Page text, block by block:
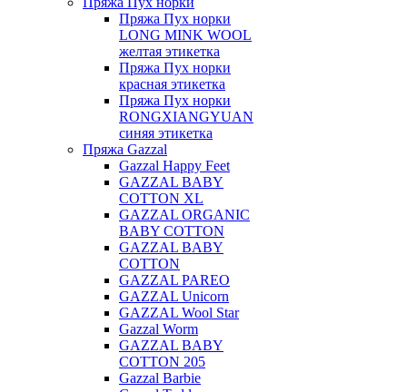
Пряжа Пух норки
LONG MINK WOOL
желтая этикетка
Пряжа Пух норки
красная этикетка
Пряжа Пух норки
RONGXIANGYUAN
синяя этикетка
Пряжа Gazzal
Gazzal Happy Feet
GAZZAL BABY
COTTON XL
GAZZAL ORGANIC
BABY COTTON
GAZZAL BABY
COTTON
GAZZAL PAREO
GAZZAL Unicorn
GAZZAL Wool Star
Gazzal Worm
GAZZAL BABY
COTTON 205
Gazzal Barbie